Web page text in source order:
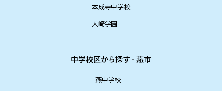
本成寺中学校
大崎学園
中学校区から探す - 燕市
燕中学校